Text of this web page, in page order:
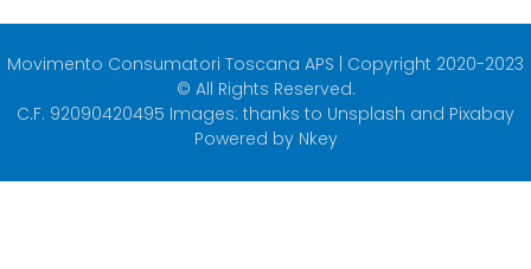
Movimento Consumatori Toscana APS | Copyright 2020-2023
© All Rights Reserved.
C.F. 92090420495 Images: thanks to Unsplash and Pixabay
Powered by Nkey